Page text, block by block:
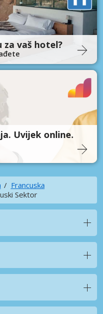
za vaš hotel?
Uvijek online.
Francuska
Sektor